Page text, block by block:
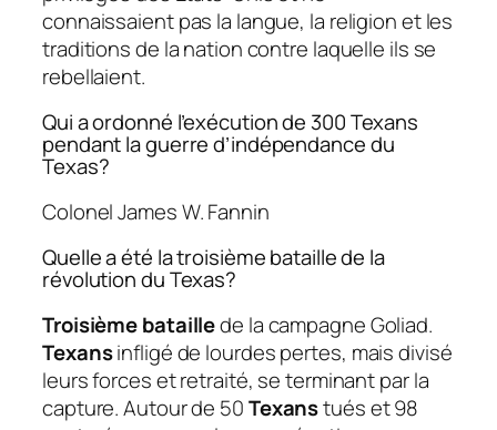
connaissaient pas la langue, la religion et les
traditions de la nation contre laquelle ils se
rebellaient.
Qui a ordonné l’exécution de 300 Texans
pendant la guerre d’indépendance du
Texas?
Colonel James W. Fannin
Quelle a été la troisième bataille de la
révolution du Texas?
Troisième bataillede la campagne Goliad.
Texansinfligé de lourdes pertes, mais divisé
leurs forces et retraité, se terminant par la
capture. Autour de 50Texanstués et 98